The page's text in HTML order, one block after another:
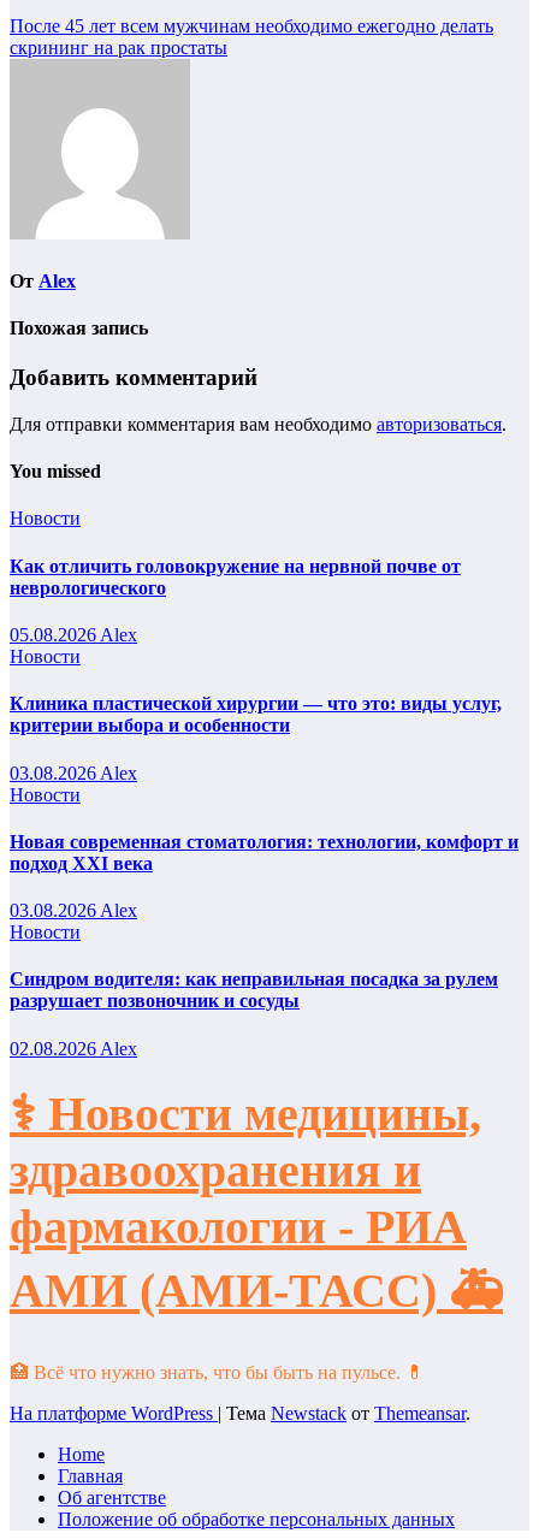
Навигация
по
После 45 лет всем мужчинам необходимо ежегодно делать
скрининг на рак простаты
От Alex
Похожая запись
Добавить комментарий
Для отправки комментария вам необходимо авторизоваться.
You missed
Новости
Как отличить головокружение на нервной почве от
неврологического
05.08.2026 Alex
Новости
Клиника пластической хирургии — что это: виды услуг,
критерии выбора и особенности
03.08.2026 Alex
Новости
Новая современная стоматология: технологии, комфорт и
подход XXI века
03.08.2026 Alex
Новости
Синдром водителя: как неправильная посадка за рулем
разрушает позвоночник и сосуды
02.08.2026 Alex
⚕️ Новости медицины,
здравоохранения и
фармакологии - РИА
АМИ (АМИ-ТАСС) 🚑
🏥 Всё что нужно знать, что бы быть на пульсе. 💊
На платформе WordPress
Тема Newstack от Themeansar.
Home
Главная
Об агентстве
Положение об обработке персональных данных